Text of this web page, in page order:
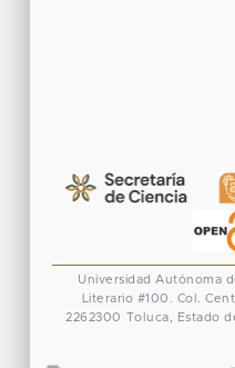
Universidad Autónoma
Literario #100. Col.
2262300 Toluca, Estado